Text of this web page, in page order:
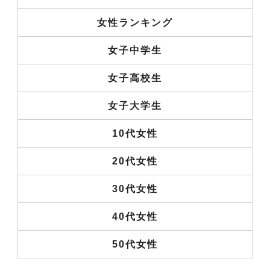
女性ランキング
女子中学生
女子高校生
女子大学生
10代女性
20代女性
30代女性
40代女性
50代女性